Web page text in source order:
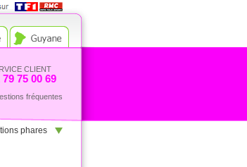
CLIENT
79 75 00 69
fréquentes
phares